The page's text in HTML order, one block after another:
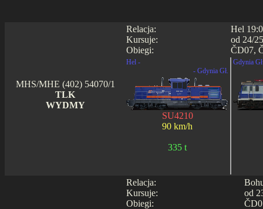
Relacja:
Kursuje:
Obiegi:
Hel
od 24/
ČD07,
MHS/MHE (402) 54070/1
TLK
WYDMY
Hel -
- Gdynia Gł.
SU4210
90 km/h
335 t
Gdynia
Relacja:
Kursuje:
Obiegi:
od